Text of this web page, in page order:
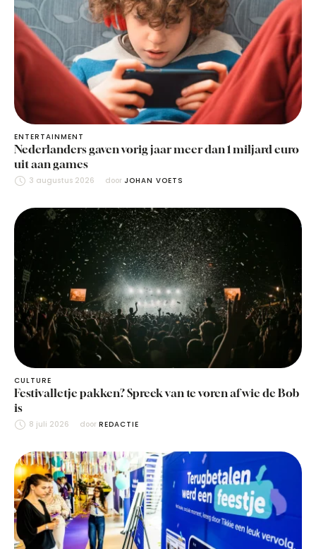
ENTERTAINMENT
Nederlanders gaven vorig jaar meer dan 1 miljard euro
uit aan games
3 augustus 2026 door JOHAN VOETS
CULTURE
Festivalletje pakken? Spreek van te voren af wie de Bob
is
8 juli 2026 door REDACTIE